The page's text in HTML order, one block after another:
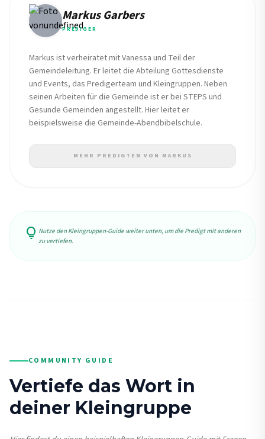
Markus Garbers
PREDIGER
Markus ist verheiratet mit Vanessa und Teil der
Gemeindeleitung. Er leitet die Abteilung Gottesdienste
und Events, das Predigerteam und Kleingruppen. Neben
seinen Arbeiten für die Gemeinde ist er bei STEPS und
Gesunde Gemeinden angestellt. Hier leitet er
beispielsweise die Gemeinde-Abendbibelschule.
MEHR PREDIGTEN VON MARKUS
lightbulb Nutze den Kleingruppen-Guide weiter unten, um die Predigt mit anderen
zu vertiefen.
COMMUNITY GUIDE
Vertiefe das Wort in
deiner Kleingruppe